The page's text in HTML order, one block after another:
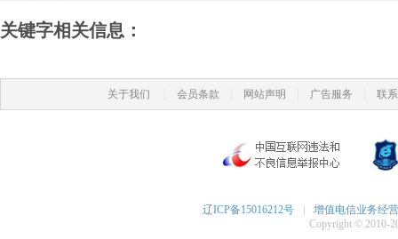
关键字相关信息：
关于我们 会员条款 网站声明 广告服务 联
辽ICP备15016212号
增值电信业务经
Copyright © 2010-